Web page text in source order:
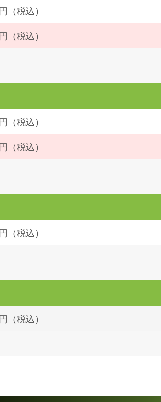
（税込）
（税込）
（税込）
（税込）
（税込）
（税込）